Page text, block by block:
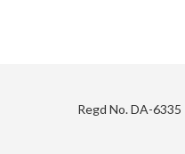
Regd No. DA-6335